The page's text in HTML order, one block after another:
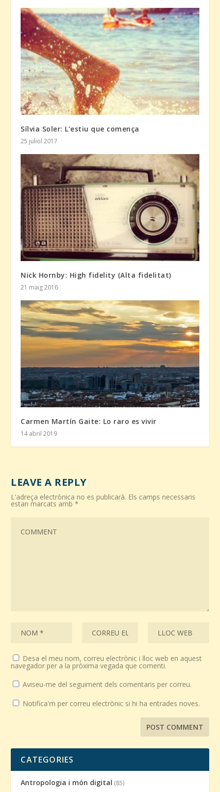
Sílvia Soler: L’estiu que comença
25 juliol 2017
Nick Hornby: High fidelity (Alta fidelitat)
21 maig 2016
Carmen Martín Gaite: Lo raro es vivir
14 abril 2019
LEAVE A REPLY
L'adreça electrònica no es publicarà. Els camps necessaris
estan marcats amb*
Desa el meu nom, correu electrònic i lloc web en aquest
navegador per a la pròxima vegada que comenti.
Aviseu-me del seguiment dels comentaris per correu.
Notifica'm per correu electrònic si hi ha entrades noves.
CATEGORIES
Antropologia i món digital (85)